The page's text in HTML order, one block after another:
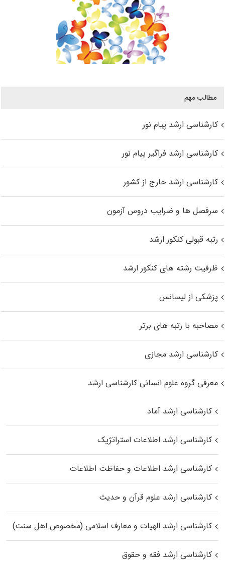
مطالب مهم
کارشناسی ارشد پیام نور
کارشناسی ارشد فراگیر پیام نور
کارشناسی ارشد خارج از کشور
سرفصل ها و ضرایب دروس آزمون
رتبه قبولی کنکور ارشد
ظرفیت رشته های کنکور ارشد
پزشکی از لیسانس
مصاحبه با رتبه های برتر
کارشناسی ارشد مجازی
معرفی گروه علوم انسانی کارشناسی ارشد
کارشناسی ارشد آماد
کارشناسی ارشد اطلاعات استراتژیک
کارشناسی ارشد اطلاعات و حفاظت اطلاعات
کارشناسی ارشد علوم قرآن و حدیث
کارشناسی ارشد الهیات و معارف اسلامی (مخصوص اهل سنت)
کارشناسی ارشد فقه و حقوق